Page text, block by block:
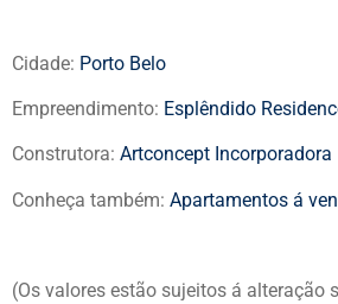
Cidade: Porto Belo
Empreendimento: Esplêndido
Construtora: Artconcept Incorporadora
Conheça também: Apartamentos á
(Os valores estão sujeitos á alteração